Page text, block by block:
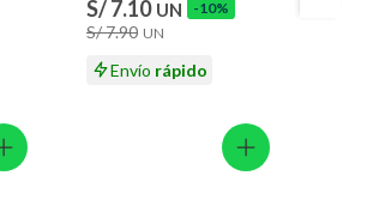
S/ 7.10 UN -10%
S/ 7.90 UN
Envío rápido